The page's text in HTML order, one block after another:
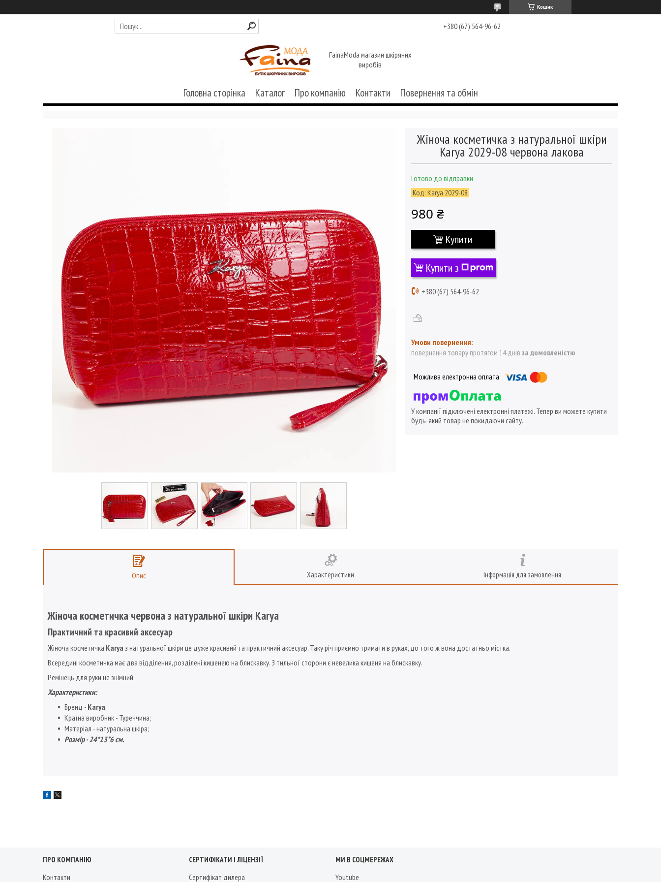
Кошик
+380 (67) 564-96-62
FainaModa магазин шкіряних
виробів
Головна сторінка Каталог Про компанію Контакти Повернення та обмін
Жіноча косметичка з натуральної шкіри
Karya 2029-08 червона лакова
Готово до відправки
Код: Karya 2029-08
980 ₴
Купити
Купити з
+380 (67) 564-96-62
повернення товару протягом 14 днів за домовленістю
У компанії підключені електронні платежі. Тепер ви можете купити
будь-який товар не покидаючи сайту.
Опис Характеристики Інформація для замовлення
Жіноча косметичка червона з натуральної шкіри Karya
Практичний та красивий аксесуар
Жіноча косметичка Karya з натуральної шкіри це дуже красивий та практичний аксесуар. Таку річ приємно тримати в руках, до того ж вона достатньо містка.
Всередині косметичка має два відділення, розділені кишенею на блискавку. З тильної сторони є невелика кишеня на блискавку.
Ремінець для руки не знімний.
Характеристики:
Бренд - Karya;
Країна виробник - Туреччина;
Матеріал - натуральна шкіра;
Розмір - 24*13*6 см.
ПРО КОМПАНІЮ
Контакти
СЕРТИФІКАТИ І ЛІЦЕНЗІЇ
Сертифікат дилера
МИ В СОЦМЕРЕЖАХ
Youtube